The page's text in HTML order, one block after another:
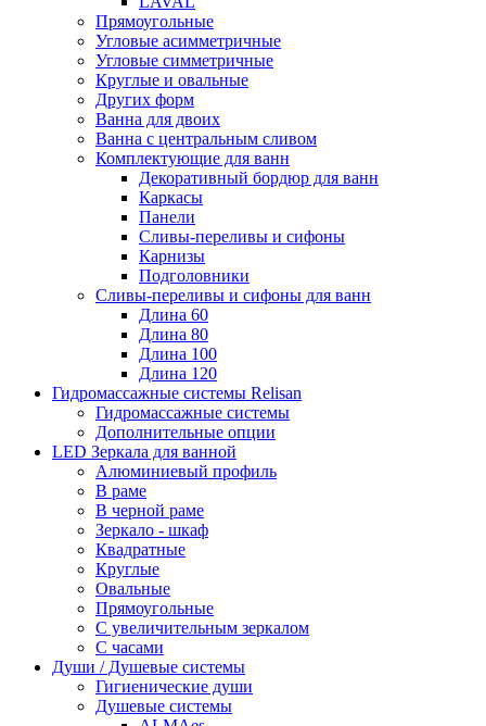
Прямоугольные
Угловые асимметричные
Угловые симметричные
Круглые и овальные
Других форм
Ванна для двоих
Ванна с центральным сливом
Комплектующие для ванн
Декоративный бордюр для ванн
Каркасы
Панели
Сливы-переливы и сифоны
Карнизы
Подголовники
Сливы-переливы и сифоны для ванн
Длина 60
Длина 80
Длина 100
Длина 120
Гидромассажные системы Relisan
Гидромассажные системы
Дополнительные опции
LED Зеркала для ванной
Алюминиевый профиль
В раме
В черной раме
Зеркало - шкаф
Квадратные
Круглые
Овальные
Прямоугольные
С увеличительным зеркалом
С часами
Души / Душевые системы
Гигиенические души
Душевые системы